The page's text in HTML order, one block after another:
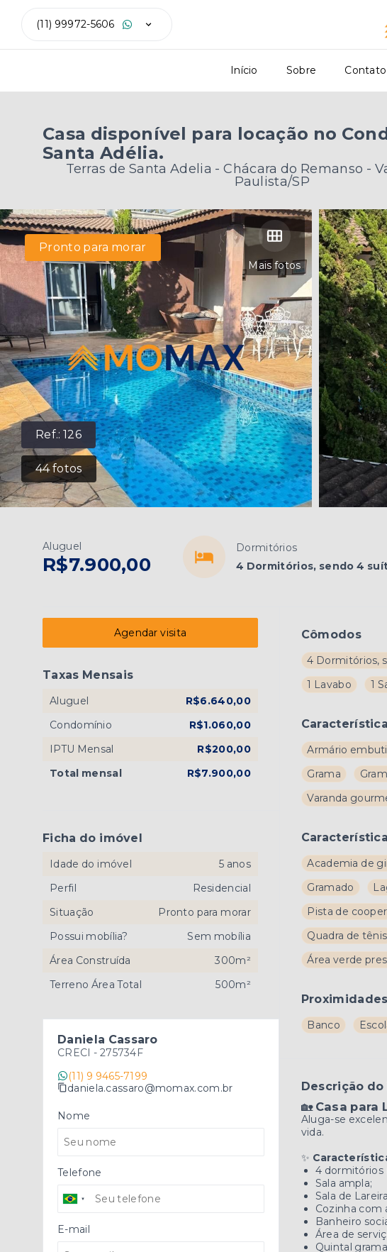
(11) 99972-5606
Início Sobre Contato
Casa disponível para locação no
Santa Adélia.
Terras de Santa Adelia -Chácara do Remanso -
Paulista/SP
Ref.:126
44fotos
Mais fotos
Pronto para morar
Aluguel
R$7.900,00
Dormitórios
4 Dormitórios, sendo 4
Cômodos
4 Dormitórios,
1 Lavabo
1
Armário
Grama
Varanda
Academia de
Gramado
Pista de cooper
Quadra de tênis
Área verde
Proximidades
Banco
Descrição
🏡 Casa para
Aluga-se
vida.
✨
4 dormitórios
Sala ampla;
Sala de
Cozinha com
Banheiro
Área de
Quintal
Agendar visita
Taxas Mensais
Aluguel
R$6.640,00
Condomínio
R$1.060,00
IPTU Mensal
R$200,00
Total mensal
R$7.900,00
Ficha do imóvel
Idade do imóvel
5 anos
Perfil
Residencial
Situação
Pronto para morar
Possui mobília?
Sem mobília
Área Construída
300m²
Terreno Área Total
500m²
Daniela Cassaro
CRECI - 275734F
(11) 9 9465-7199
daniela.cassaro@momax.com.br
Nome
Telefone
E-mail